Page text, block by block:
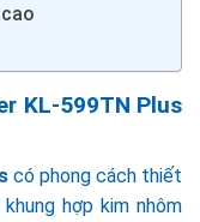
KL-599TN Plus
có phong cách thiết
hợp kim nhôm